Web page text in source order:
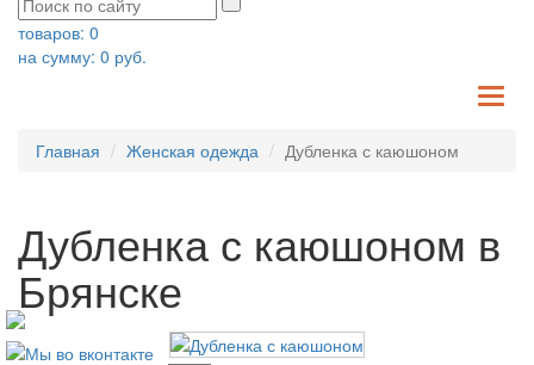
товаров: 0
на сумму: 0 руб.
Главная Женская одежда Дубленка с каюшоном
Дубленка с каюшоном в
Брянске